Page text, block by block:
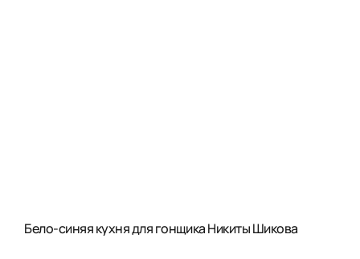
Бело-синяя кухня для гонщика Никиты Шикова